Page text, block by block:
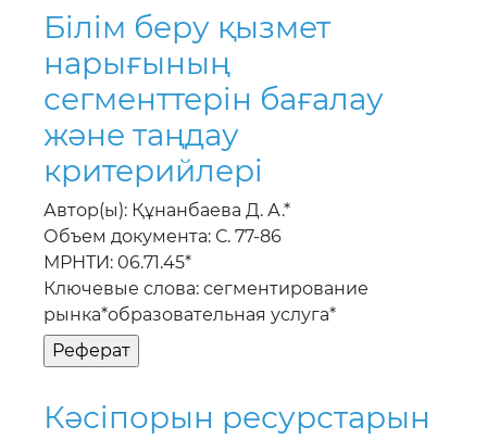
Бiлiм беру қызмет
нарығының
сегменттерiн бағалау
және таңдау
критерийлерi
Автор(ы): Құнанбаева Д. А.*
Объем документа: С. 77-86
МРНТИ: 06.71.45*
Ключевые слова: сегментирование
рынка*образовательная услуга*
Кәсiпорын ресурстарын